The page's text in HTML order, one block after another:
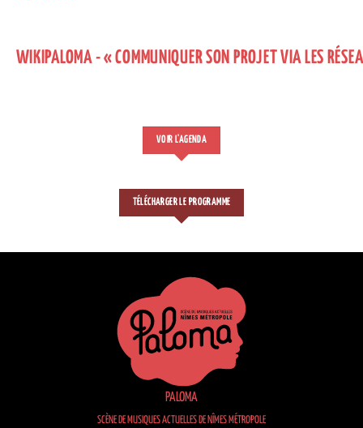
WIKIPALOMA - « COMMUNIQUER SON PROJET VIA LES
VOIR L'AGENDA
TÉLÉCHARGER LE PROGRAMME
PALOMA
SCÈNE DE MUSIQUES ACTUELLES DE NÎMES MÉTROPOLE